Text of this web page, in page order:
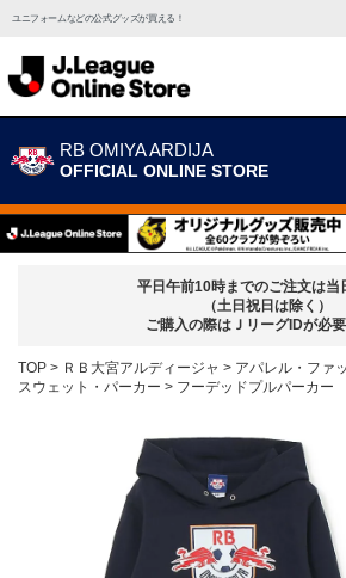
ユニフォームなどの公式グッズが買える！
RB OMIYA ARDIJA
OFFICIAL ONLINE STORE
平日午前10時までのご注文は当
（土日祝日は除く）
ご購入の際はＪリーグIDが必要
TOP ＲＢ大宮アルディージャ
アパレル・ファ
スウェット・パーカー
フーデッドプルパーカー